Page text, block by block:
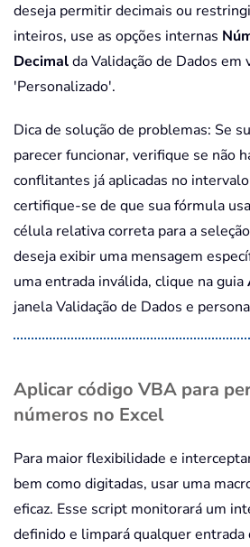
deseja permitir decimais ou
inteiros, use as opções internas
Decimalda Validação de Dados em
'Personalizado'.
Dica de solução de problemas: Se
parecer funcionar, verifique se não
conflitantes já aplicadas no
certifique-se de que sua fórmula
célula relativa correta para a
deseja exibir uma mensagem
uma entrada inválida, clique na guia
janela Validação de Dados e
Aplicar código VBA para
números no Excel
Para maior flexibilidade e
bem como digitadas, usar uma
eficaz. Esse script monitorará um
definido e limpará qualquer entrada